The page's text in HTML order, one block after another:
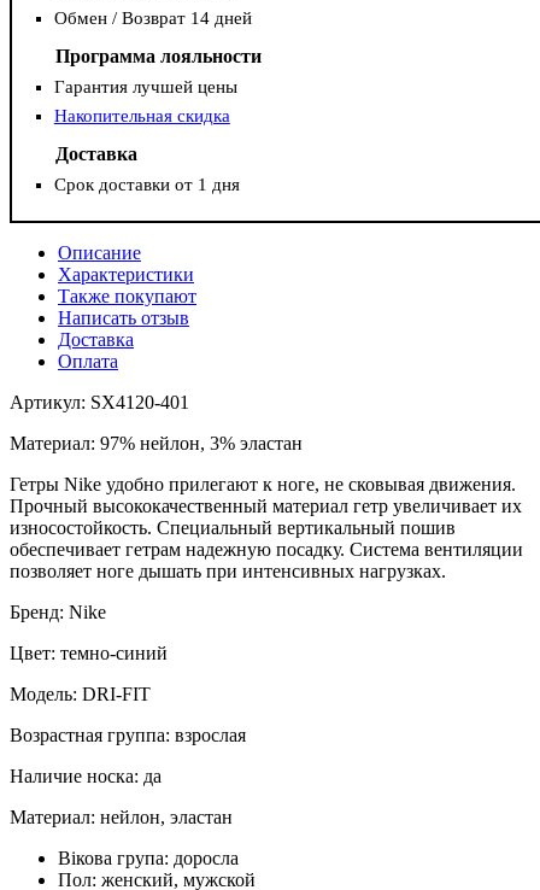
Обмен / Возврат 14 дней
Программа лояльности
Гарантия лучшей цены
Накопительная скидка
Доставка
Срок доставки от 1 дня
Описание
Характеристики
Также покупают
Написать отзыв
Доставка
Оплата
Артикул: SX4120-401
Материал: 97% нейлон, 3% эластан
Гетры Nike удобно прилегают к ноге, не сковывая движения.
Прочный высококачественный материал гетр увеличивает их
износостойкость. Специальный вертикальный пошив
обеспечивает гетрам надежную посадку. Система вентиляции
позволяет ноге дышать при интенсивных нагрузках.
Бренд: Nike
Цвет: темно-синий
Модель: DRI-FIT
Возрастная группа: взрослая
Наличие носка: да
Материал: нейлон, эластан
Вікова група: доросла
Пол: женский, мужской